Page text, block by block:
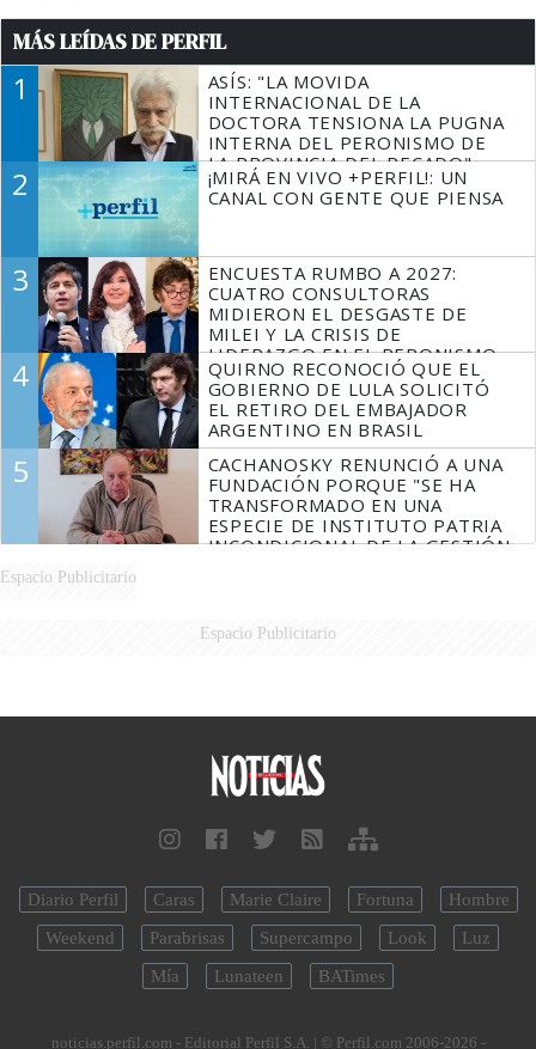
MÁS LEÍDAS DE PERFIL
1
ASÍS: "LA MOVIDA
INTERNACIONAL DE LA
DOCTORA TENSIONA LA PUGNA
INTERNA DEL PERONISMO DE
LA PROVINCIA DEL PECADO"
2
¡MIRÁ EN VIVO +PERFIL!: UN
CANAL CON GENTE QUE PIENSA
3
ENCUESTA RUMBO A 2027:
CUATRO CONSULTORAS
MIDIERON EL DESGASTE DE
MILEI Y LA CRISIS DE
LIDERAZGO EN EL PERONISMO
4
QUIRNO RECONOCIÓ QUE EL
GOBIERNO DE LULA SOLICITÓ
EL RETIRO DEL EMBAJADOR
ARGENTINO EN BRASIL
5
CACHANOSKY RENUNCIÓ A UNA
FUNDACIÓN PORQUE "SE HA
TRANSFORMADO EN UNA
ESPECIE DE INSTITUTO PATRIA
INCONDICIONAL DE LA GESTIÓN
Espacio Publicitario
Espacio Publicitario
Diario Perfil Caras Marie Claire Fortuna
Hombre
Weekend
Parabrisas Supercampo Look
Luz
Mía
Lunateen BATimes
noticias.perfil.com - Editorial Perfil S.A. | © Perfil.com 2006-2026 -